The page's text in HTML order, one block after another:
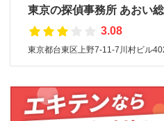
東京の探偵事務所 あおい
3.08
東京都台東区上野7-11-7川村ビル